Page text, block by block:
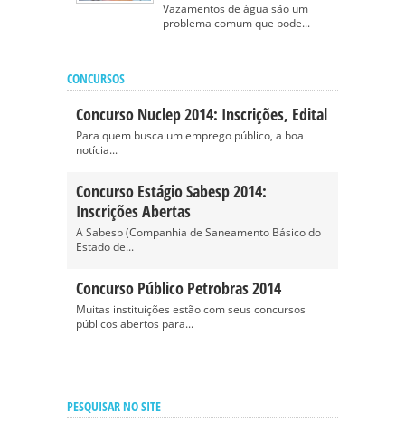
Vazamentos de água são um
problema comum que pode...
CONCURSOS
Concurso Nuclep 2014: Inscrições, Edital
Para quem busca um emprego público, a boa
notícia...
Concurso Estágio Sabesp 2014:
Inscrições Abertas
A Sabesp (Companhia de Saneamento Básico do
Estado de...
Concurso Público Petrobras 2014
Muitas instituições estão com seus concursos
públicos abertos para...
PESQUISAR NO SITE